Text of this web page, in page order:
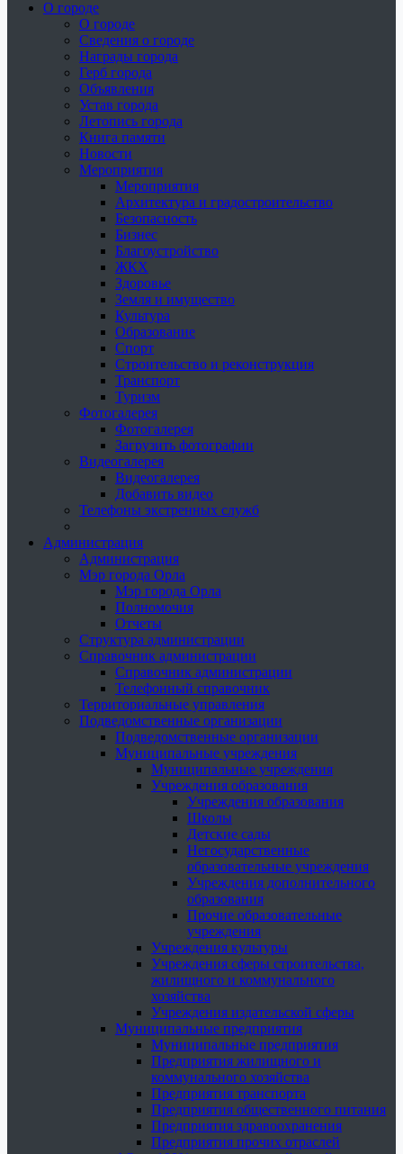
О городе
О городе
Сведения о городе
Награды города
Герб города
Объявления
Устав города
Летопись города
Книга памяти
Новости
Мероприятия
Мероприятия
Архитектура и градостроительство
Безопасность
Бизнес
Благоустройство
ЖКХ
Здоровье
Земля и имущество
Культура
Образование
Спорт
Строительство и реконструкция
Транспорт
Туризм
Фотогалерея
Фотогалерея
Загрузить фотографии
Видеогалерея
Видеогалерея
Добавить видео
Телефоны экстренных служб
Администрация
Администрация
Мэр города Орла
Мэр города Орла
Полномочия
Отчеты
Структура администрации
Справочник администрации
Справочник администрации
Телефонный справочник
Территориальные управления
Подведомственные организации
Подведомственные организации
Муниципальные учреждения
Муниципальные учреждения
Учреждения образования
Учреждения образования
Школы
Детские сады
Негосударственные
образовательные учреждения
Учреждения дополнительного
образования
Прочие образовательные
учреждения
Учреждения культуры
Учреждения сферы строительства,
жилищного и коммунального
хозяйства
Учреждения издательской сферы
Муниципальные предприятия
Муниципальные предприятия
Предприятия жилищного и
коммунального хозяйства
Предприятия транспорта
Предприятия общественного питания
Предприятия здравоохранения
Предприятия прочих отраслей